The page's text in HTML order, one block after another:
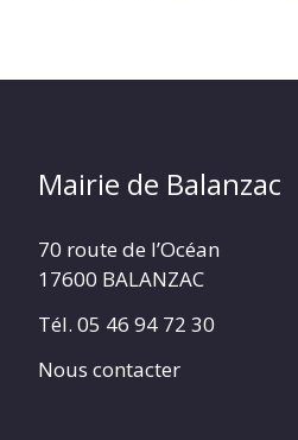
Mairie de Balanzac
70 route de l’Océan
17600 BALANZAC
Tél. 05 46 94 72 30
Nous contacter